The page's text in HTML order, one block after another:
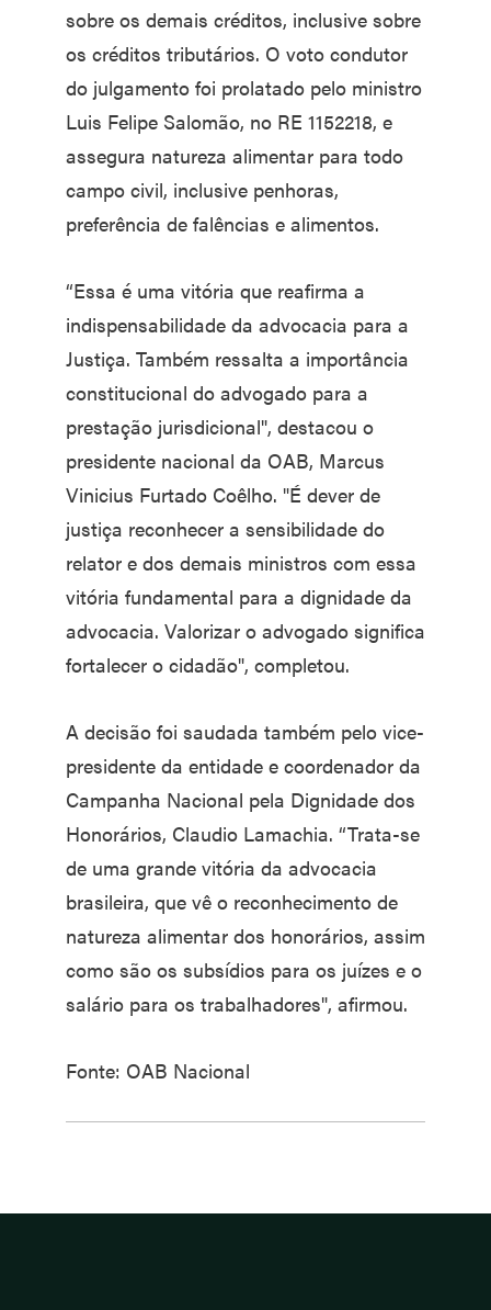
sobre os demais créditos, inclusive sobre
os créditos tributários. O voto condutor
do julgamento foi prolatado pelo ministro
Luis Felipe Salomão, no RE 1152218, e
assegura natureza alimentar para todo
campo civil, inclusive penhoras,
preferência de falências e alimentos.
“Essa é uma vitória que reafirma a
indispensabilidade da advocacia para a
Justiça. Também ressalta a importância
constitucional do advogado para a
prestação jurisdicional", destacou o
presidente nacional da OAB, Marcus
Vinicius Furtado Coêlho. "É dever de
justiça reconhecer a sensibilidade do
relator e dos demais ministros com essa
vitória fundamental para a dignidade da
advocacia. Valorizar o advogado significa
fortalecer o cidadão", completou.
A decisão foi saudada também pelo vice-
presidente da entidade e coordenador da
Campanha Nacional pela Dignidade dos
Honorários, Claudio Lamachia. “Trata-se
de uma grande vitória da advocacia
brasileira, que vê o reconhecimento de
natureza alimentar dos honorários, assim
como são os subsídios para os juízes e o
salário para os trabalhadores", afirmou.
Fonte: OAB Nacional